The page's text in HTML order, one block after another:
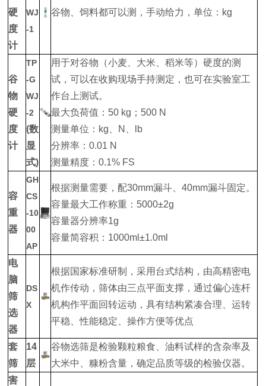
硬
度
计
WJ
-1
谷物、饲料都可以测，手动给力，单位：kg
谷
物
硬
度
计
TP
-G
WJ
-2
(数
显
式)
用于对谷物（小麦、大米、稻米等）硬度的测
试，可以在收购现场手持测定，也可在实验室工
作台上测试。
最大负荷值：50 kg；500 N
测量单位：kg、N、lb
分辨率：0.01 N
测量精度：0.1% FS
容
重
器
GH
CS
-10
00
AP
根据测量需要，配30mm漏斗、40mm漏斗固定。
容量最大工作称重：5000±2g
容量器分辨率1g
容量简容积：1000ml±1.0ml
电
脑
筛
选
器
DS
X
根据国家标准研制，采用台式结构，由高精密电
机作传动，筛体由三点平面支撑，通过偏心连杆
机构作平面回转运动，具有结构紧凑合理、运转
平稳、性能稳定、操作方便等优点
套
筛
14
层
谷物选筛是检验颗粒粮食、油料试样的含杂率及
大米中、糠粉含量，确定品质等级的检验仪器。
害